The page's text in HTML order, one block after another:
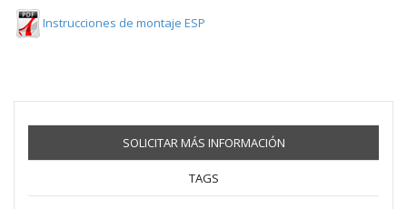
Instrucciones de montaje ESP
SOLICITAR MÁS INFORMACIÓN
TAGS